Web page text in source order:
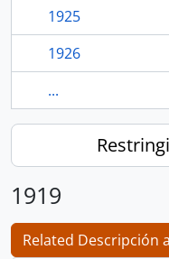
1925
1926
...
1919
Related Descripción